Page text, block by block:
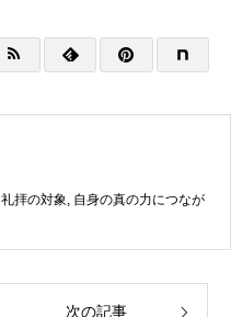
礼拝の対象, 自身の真の力につなが
次の記事